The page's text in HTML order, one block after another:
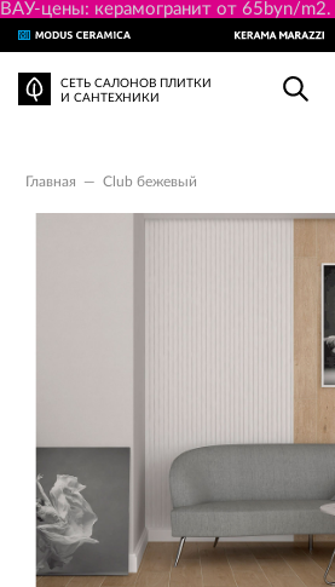
ВАУ-цены: керамогранит от 65byn/m2.
СЕТЬ САЛОНОВ ПЛИТКИ
И САНТЕХНИКИ
Главная — Club бежевый